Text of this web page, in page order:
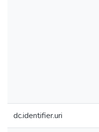
dc.identifier.uri